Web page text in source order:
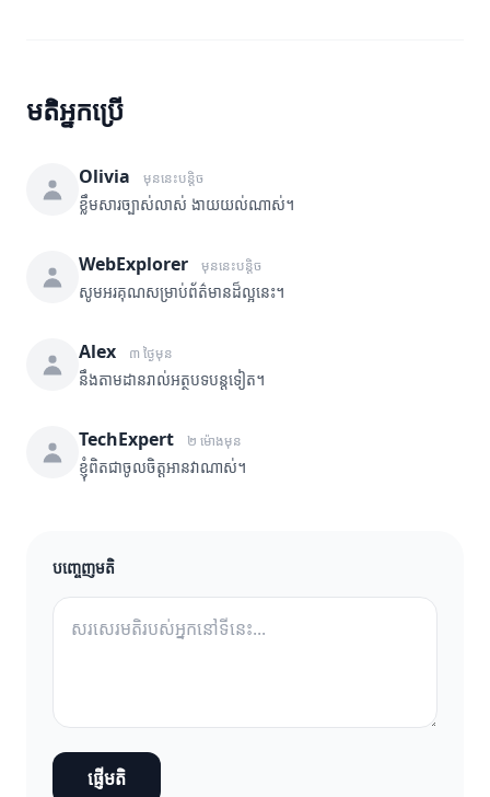
មតិអ្នកប្រើ
Olivia មុននេះបន្តិច
ខ្លឹមសារច្បាស់លាស់ ងាយយល់ណាស់។
WebExplorer មុននេះបន្តិច
សូមអរគុណសម្រាប់ព័ត៌មានដ៏ល្អនេះ។
Alex ៣ ថ្ងៃមុន
នឹងតាមដានរាល់អត្ថបទបន្តទៀត។
TechExpert ២ ម៉ោងមុន
ខ្ញុំពិតជាចូលចិត្តអានវាណាស់។
បញ្ចេញមតិ
ផ្ញើមតិ